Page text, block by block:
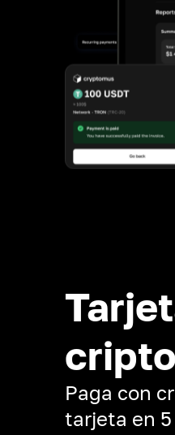
Paga con
tarjeta en